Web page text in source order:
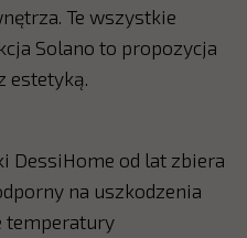
Te wszystkie
Solano to propozycja
estetyką.
DessiHome od lat zbiera
na uszkodzenia
temperatury